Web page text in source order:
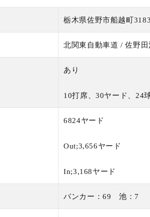
栃木県佐野市船越町3183
北関東自動車道 / 佐野
あり
10打席、30ヤード、24
6824ヤード
Out;3,656ヤード
In;3,168ヤード
バンカー：69 池：7